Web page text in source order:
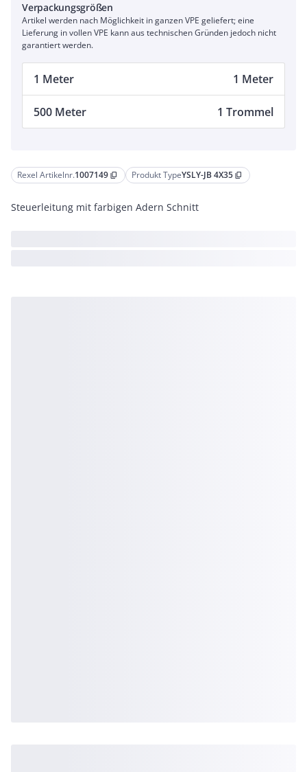
Rexel Artikelnr.1007149 content_copy Produkt TypeYSLY-JB 4X35 content_copy
Steuerleitung mit farbigen Adern Schnitt
Verpackungsgrößen
Artikel werden nach Möglichkeit in ganzen VPE geliefert; eine
Lieferung in vollen VPE kann aus technischen Gründen jedoch nicht
garantiert werden.
1 Meter 1 Meter
500 Meter 1 Trommel